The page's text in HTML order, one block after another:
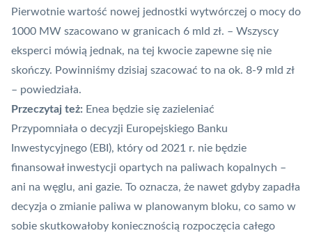
Pierwotnie wartość nowej jednostki wytwórczej o mocy do
1000 MW szacowano w granicach 6 mld zł. – Wszyscy
eksperci mówią jednak, na tej kwocie zapewne się nie
skończy. Powinniśmy dzisiaj szacować to na ok. 8-9 mld zł
– powiedziała.
Przeczytaj też: Enea będzie się zazieleniać
Przypomniała o decyzji Europejskiego Banku
Inwestycyjnego (EBI), który od 2021 r. nie będzie
finansował inwestycji opartych na paliwach kopalnych –
ani na węglu, ani gazie. To oznacza, że nawet gdyby zapadła
decyzja o zmianie paliwa w planowanym bloku, co samo w
sobie skutkowałoby koniecznością rozpoczęcia całego